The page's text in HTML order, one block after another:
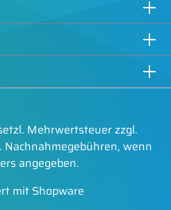
Mehrwertsteuer zzgl.
wenn
angegeben.
mit Shopware
Fragen zu unseren Produkten?